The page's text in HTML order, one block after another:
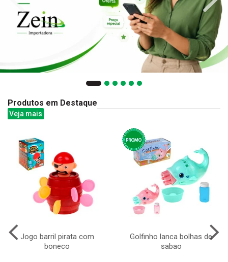
Produtos em Destaque
Veja mais
Jogo barril pirata com
boneco
Golfinho lanca bolhas de
sabao